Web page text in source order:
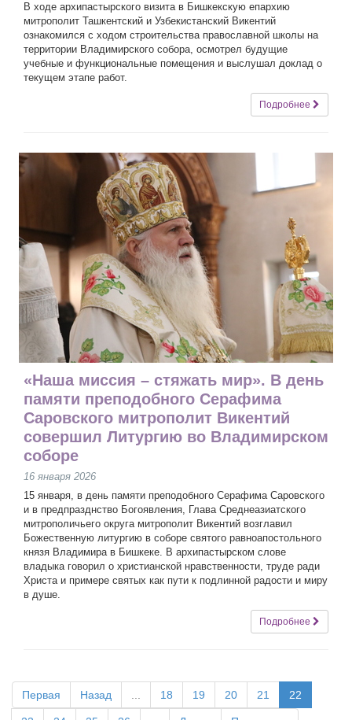
В ходе архипастырского визита в Бишкекскую епархию
митрополит Ташкентский и Узбекистанский Викентий
ознакомился с ходом строительства православной школы на
территории Владимирского собора, осмотрел будущие
учебные и функциональные помещения и выслушал доклад о
текущем этапе работ.
Подробнее
«Наша миссия – стяжать мир». В день
памяти преподобного Серафима
Саровского митрополит Викентий
совершил Литургию во Владимирском
соборе
16 января 2026
15 января, в день памяти преподобного Серафима Саровского
и в предпразднство Богоявления, Глава Среднеазиатского
митрополичьего округа митрополит Викентий возглавил
Божественную литургию в соборе святого равноапостольного
князя Владимира в Бишкеке. В архипастырском слове
владыка говорил о христианской нравственности, труде ради
Христа и примере святых как пути к подлинной радости и миру
в душе.
Подробнее
Первая Назад 18 19 20 21 22